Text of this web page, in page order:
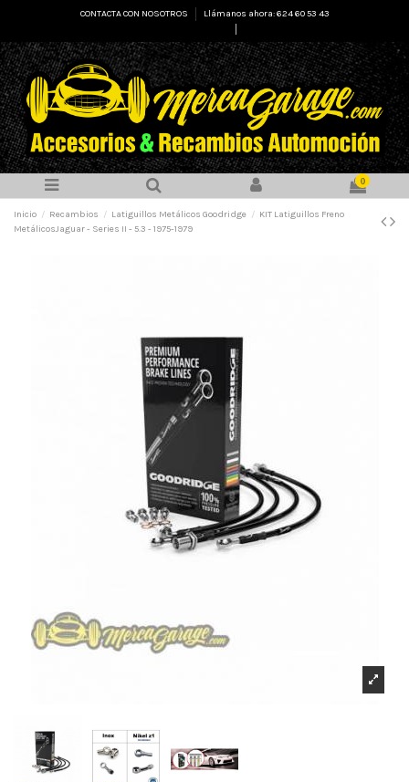
CONTACTA CON NOSOTROS
Llámanos ahora: 624 60 53 43
0
Inicio Recambios Latiguillos Metálicos Goodridge
KIT Latiguillos Freno
MetálicosJaguar - Series II - 5.3 - 1975-1979